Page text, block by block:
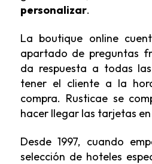
personalizar.
La boutique online
apartado de preguntas
da respuesta a todas
tener el cliente a la
compra. Rusticae se
hacer llegar las tarjetas
Desde 1997, cuando
selección de hoteles